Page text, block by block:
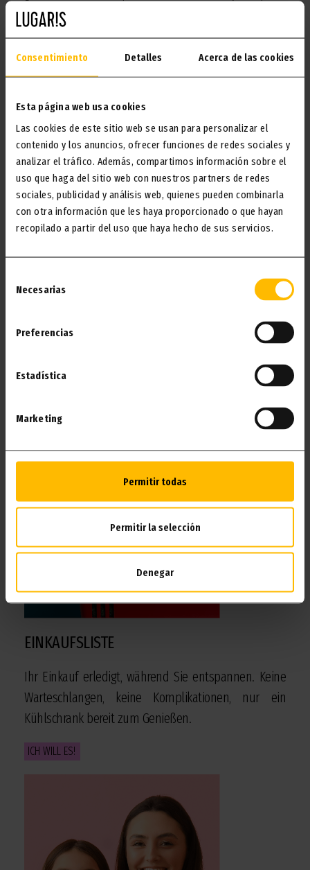
Consentimiento Detalles Acerca de las cookies
Esta página web usa cookies
Las cookies de este sitio web se usan para personalizar el
contenido y los anuncios, ofrecer funciones de redes sociales y
analizar el tráfico. Además, compartimos información sobre el
uso que haga del sitio web con nuestros partners de redes
sociales, publicidad y análisis web, quienes pueden combinarla
con otra información que les haya proporcionado o que hayan
recopilado a partir del uso que haya hecho de sus servicios.
Necesarias
Preferencias
Estadística
Marketing
Permitir todas
Permitir la selección
Denegar
ruhen kann.
BABYWANNE (AUF ANFRAGE)
Für unsere kleinen Gäste haben wir eine
Babybadewanne, die das Baden einfach, sicher und
EINKAUFSLISTE
Ihr Einkauf erledigt, während Sie entspannen. Keine
Warteschlangen, keine Komplikationen, nur ein
Kühlschrank bereit zum Genießen.
ICH WILL ES!